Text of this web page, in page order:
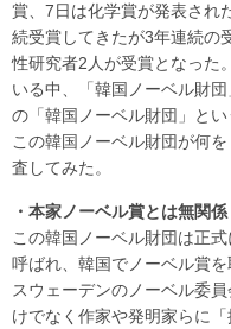
賞、7日は化学賞が発表され
続受賞してきたが3年連続の
性研究者2人が受賞となった
いる中、「韓国ノーベル財
の「韓国ノーベル財団」と
この韓国ノーベル財団が何
査してみた。
・本家ノーベル賞とは無関係
この韓国ノーベル財団は正
呼ばれ、韓国でノーベル賞
スウェーデンのノーベル委
けでなく作家や発明家らに